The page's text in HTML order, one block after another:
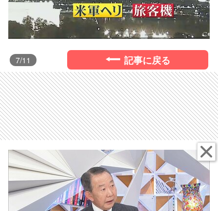
7/11 記事に戻る